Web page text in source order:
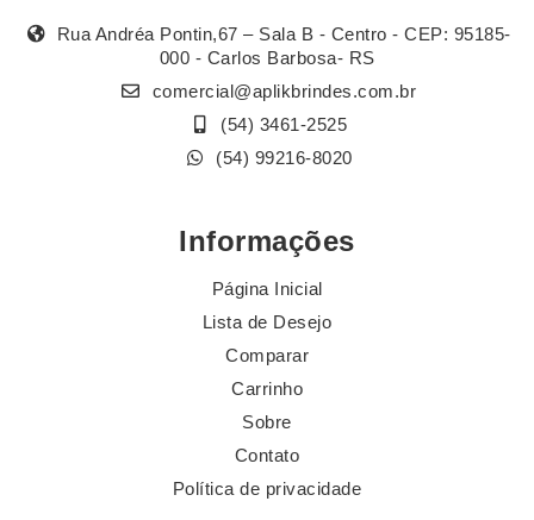
Rua Andréa Pontin,67 – Sala B - Centro - CEP: 95185-
000 - Carlos Barbosa- RS
comercial@aplikbrindes.com.br
(54) 3461-2525
(54) 99216-8020
Informações
Página Inicial
Lista de Desejo
Comparar
Carrinho
Sobre
Contato
Política de privacidade